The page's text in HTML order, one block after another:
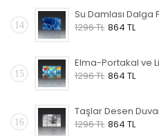
14
1296 TL 864 TL
15
1296 TL 864 TL
16
1296 TL 864 TL